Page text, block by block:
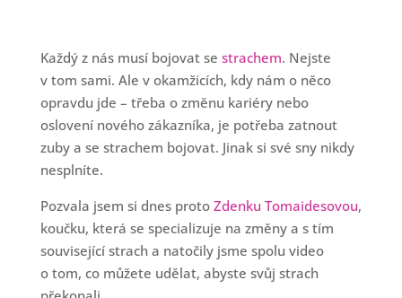
Každý z nás musí bojovat se strachem. Nejste
v tom sami. Ale v okamžicích, kdy nám o něco
opravdu jde – třeba o změnu kariéry nebo
oslovení nového zákazníka, je potřeba zatnout
zuby a se strachem bojovat. Jinak si své sny nikdy
nesplníte.
Pozvala jsem si dnes proto Zdenku Tomaidesovou,
koučku, která se specializuje na změny a s tím
související strach a natočily jsme spolu video
o tom, co můžete udělat, abyste svůj strach